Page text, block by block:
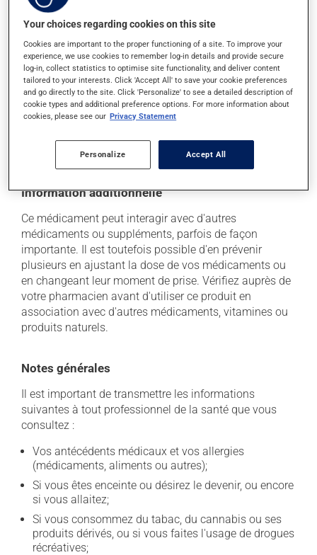
Conservation
Comme la plupart des médicaments, vous devriez
garder ce produit à la température ambiante.
Conservez-le dans un endroit sécuritaire où il ne sera
pas exposé à la chaleur, à l'humidité ou à la lumière du
soleil. Faites détruire de façon sécuritaire toute
péremption.
Information additionnelle
Ce médicament peut interagir avec d'autres
médicaments ou suppléments, parfois de façon
importante. Il est toutefois possible d'en prévenir
plusieurs en ajustant la dose de vos médicaments ou
en changeant leur moment de prise. Vérifiez auprès de
votre pharmacien avant d'utiliser ce produit en
association avec d'autres médicaments, vitamines ou
produits naturels.
Notes générales
Il est important de transmettre les informations
suivantes à tout professionnel de la santé que vous
consultez :
Vos antécédents médicaux et vos allergies
(médicaments, aliments ou autres);
Si vous êtes enceinte ou désirez le devenir, ou encore
si vous allaitez;
Si vous consommez du tabac, du cannabis ou ses
produits dérivés, ou si vous faites l'usage de drogues
récréatives;
Your choices regarding cookies on this site
Cookies are important to the proper functioning of a site. To improve your
experience, we use cookies to remember log-in details and provide secure
log-in, collect statistics to optimise site functionality, and deliver content
tailored to your interests. Click 'Accept All' to save your cookie preferences
and go directly to the site. Click 'Personalize' to see a detailed description of
cookie types and additional preference options. For more information about
cookies, please see our Privacy Statement
Personalize Accept All